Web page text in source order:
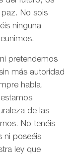
No sois
ninguna
pretendemos
más autoridad
habla.
de las
No tenéis
ni poseéis
ley que